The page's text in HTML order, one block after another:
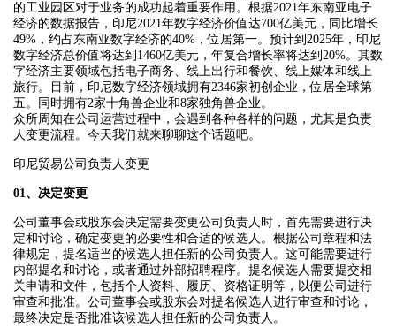
的工业园区对于业务的成功起着重要作用。根据2021年东南亚电子
经济的数据报告，印尼2021年数字经济价值达700亿美元，同比增长
49%，约占东南亚数字经济的40%，位居第一。预计到2025年，印尼
数字经济总价值将达到1460亿美元，年复合增长率将达到20%。其数
字经济主要领域包括电子商务、线上出行和餐饮、线上媒体和线上
旅行。目前，印尼数字经济领域拥有2346家初创企业，位居全球第
五。同时拥有2家十角兽企业和8家独角兽企业。
众所周知在公司运营过程中，会遇到各种各样的问题，尤其是负责
人变更流程。今天我们就来聊聊这个话题吧。
印尼贸易公司负责人变更
01、 决定变更
公司董事会或股东会决定需要变更公司负责人时，首先需要进行决
定和讨论，确定变更的必要性和合适的候选人。根据公司章程和法
律规定，提名适当的候选人担任新的公司负责人。这可能需要进行
内部提名和讨论，或者通过外部招聘程序。提名候选人需要提交相
关申请和文件，包括个人资料、履历、资格证明等，以便公司进行
审查和批准。公司董事会或股东会对提名候选人进行审查和讨论，
最终决定是否批准该候选人担任新的公司负责人。